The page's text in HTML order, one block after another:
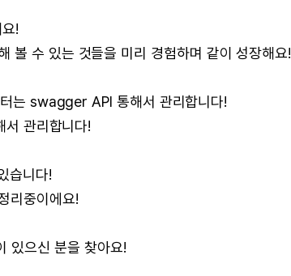
!
볼 수 있는 것들을 미리 경험하며 같이 성장해요!
는 swagger API 통해서 관리합니다!
관리합니다!
습니다!
리중이에요!
있으신 분을 찾아요!